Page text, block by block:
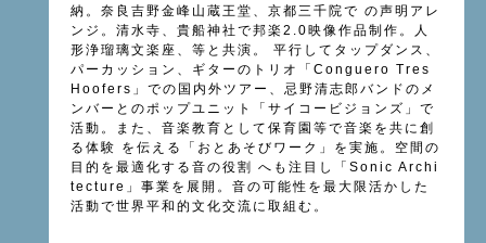
納。奈良吉野金峰山蔵王堂、京都三千院で の声明アレ
ンジ。清水寺、貴船神社で邦楽2.0映像作品制作。人
形浄瑠璃文楽座、等と共演。 平行してタップダンス、
パーカッション、ギターのトリオ「Conguero Tres
Hoofers」での国内外ツアー、忌野清志郎バンドのメ
ンバーとのポップユニット「サイコービジョンズ」で
活動。また、音楽教育として保育園等で音楽を共に創
る体験 を伝える「おとあそびワーク」を実施。空間の
目的を最適化する音の役割 へも注目し「Sonic Archi
tecture」事業を展開。音の可能性を最大限活かした
活動で世界平和的文化交流に取組む。